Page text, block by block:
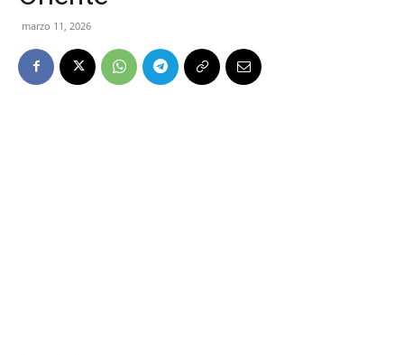
marzo 11, 2026